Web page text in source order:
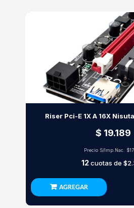
Riser Pci-E 1X A 16X
$ 19.189
Precio S/Imp.Nac.
12cuotas de
AGREGAR